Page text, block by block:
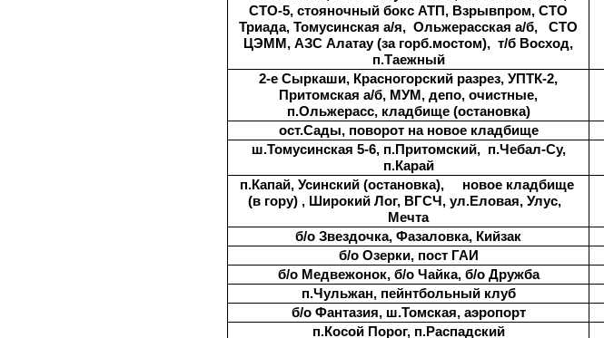
СТО-5, стояночный бокс АТП, Взрывпром, СТО
Триада, Томусинская а/я, Ольжерасская а/б,
СТО
ЦЭММ, АЗС Алатау (за горб.мостом), т/б Восход,
п.Таежный
2-е Сыркаши, Красногорский разрез, УПТК-2,
Притомская а/б, МУМ, депо, очистные,
п.Ольжерасс, кладбище (остановка)
ост.Сады, поворот на новое кладбище
ш.Томусинская 5-6, п.Притомский, п.Чебал-Су,
п.Карай
п.Капай, Усинский (остановка),
новое кладбище
(в гору) , Широкий Лог, ВГСЧ, ул.Еловая, Улус,
Мечта
б/о Звездочка, Фазаловка, Кийзак
б/о Озерки, пост ГАИ
б/о Медвежонок, б/о Чайка, б/о Дружба
п.Чульжан, пейнтбольный клуб
б/о Фантазия, ш.Томская, аэропорт
п.Косой Порог, п.Распадский